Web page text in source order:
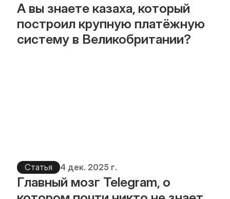
А вы знаете казаха, который
построил крупную платёжную
систему в Великобритании?
Статья 4 дек. 2025 г.
Главный мозг Telegram, о